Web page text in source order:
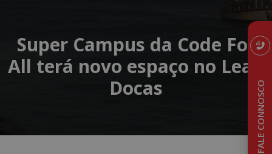
FALE CONNOSCO
Super Campus da Code For
All terá novo espaço no Leap
Docas